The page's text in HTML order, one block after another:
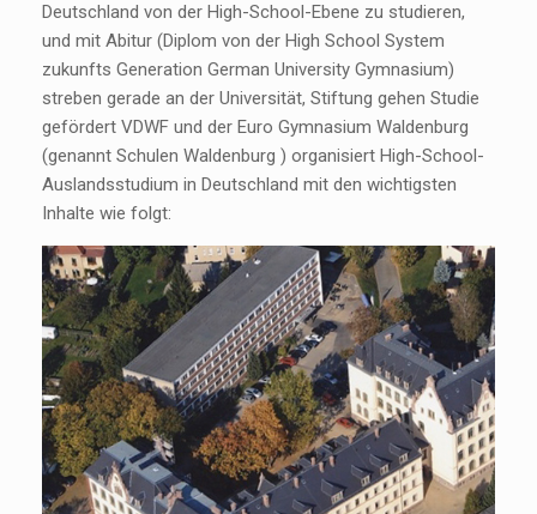
Deutschland von der High-School-Ebene zu studieren,
und mit Abitur (Diplom von der High School System
zukunfts Generation German University Gymnasium)
streben gerade an der Universität, Stiftung gehen Studie
gefördert VDWF und der Euro Gymnasium Waldenburg
(genannt Schulen Waldenburg ) organisiert High-School-
Auslandsstudium in Deutschland mit den wichtigsten
Inhalte wie folgt: